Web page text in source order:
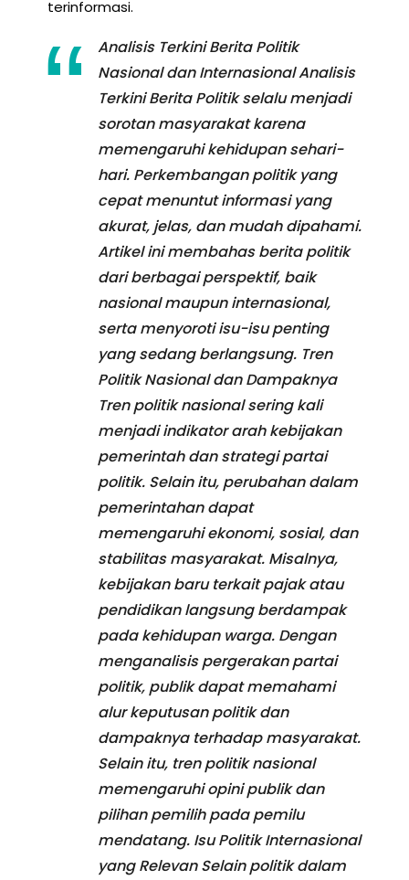
terinformasi.
Analisis Terkini Berita Politik
Nasional dan Internasional Analisis
Terkini Berita Politik selalu menjadi
sorotan masyarakat karena
memengaruhi kehidupan sehari-
hari. Perkembangan politik yang
cepat menuntut informasi yang
akurat, jelas, dan mudah dipahami.
Artikel ini membahas berita politik
dari berbagai perspektif, baik
nasional maupun internasional,
serta menyoroti isu-isu penting
yang sedang berlangsung. Tren
Politik Nasional dan Dampaknya
Tren politik nasional sering kali
menjadi indikator arah kebijakan
pemerintah dan strategi partai
politik. Selain itu, perubahan dalam
pemerintahan dapat
memengaruhi ekonomi, sosial, dan
stabilitas masyarakat. Misalnya,
kebijakan baru terkait pajak atau
pendidikan langsung berdampak
pada kehidupan warga. Dengan
menganalisis pergerakan partai
politik, publik dapat memahami
alur keputusan politik dan
dampaknya terhadap masyarakat.
Selain itu, tren politik nasional
memengaruhi opini publik dan
pilihan pemilih pada pemilu
mendatang. Isu Politik Internasional
yang Relevan Selain politik dalam